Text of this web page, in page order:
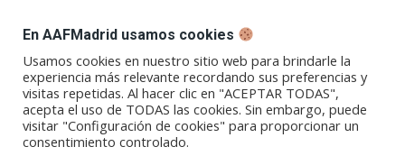
Abrir
enlace
en
una
Abrir
enlace
en
una
Abrir
enlace
en
una
Abrir
enlace
en
una
Abrir
enlace
en
una
Categoría:Eventos
En AAFMadrid usamos cookies
Usamos cookies en nuestro sitio web para brindarle la
experiencia más relevante recordando sus preferencias y
visitas repetidas. Al hacer clic en "ACEPTAR TODAS",
acepta el uso de TODAS las cookies. Sin embargo, puede
visitar "Configuración de cookies" para proporcionar un
consentimiento controlado.